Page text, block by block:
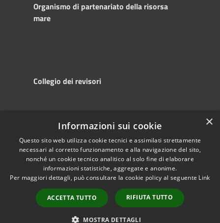
Organismo di partenariato della risorsa
mare
Collegio dei revisori
Accessibility
Privacy
Cookie
Sitemap
Copyright © 2025
Autorità di
Sistema Portuale
del Mare Adriatico
Centrale
Powered by
Municipium
Accesso redazione
×
Informazioni sui cookie
Questo sito web utilizza cookie tecnici e assimilati strettamente
necessari al corretto funzionamento e alla navigazione del sito,
nonché un cookie tecnico analitico al solo fine di elaborare
informazioni statistiche, aggregate e anonime.
Per maggiori dettagli, può consultare la cookie policy al seguente Link
ACCETTA TUTTO RIFIUTA TUTTO
MOSTRA DETTAGLI